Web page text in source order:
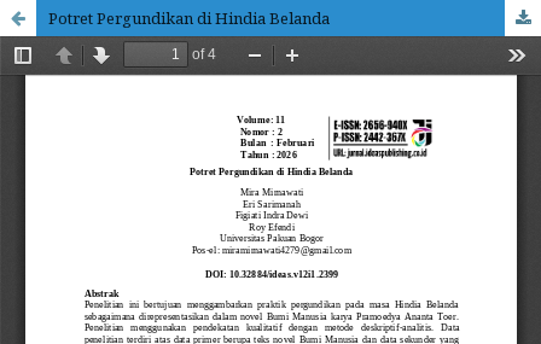
Potret Pergundikan di Hindia Belanda